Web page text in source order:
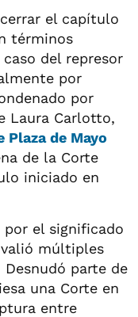
el capítulo
términos
del represor
por
por
Laura Carlotto,
Plaza de Mayo
de la Corte
iniciado en
el significado
múltiples
parte de
una Corte en
entre